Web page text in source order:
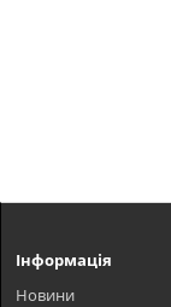
Інформація
Новини